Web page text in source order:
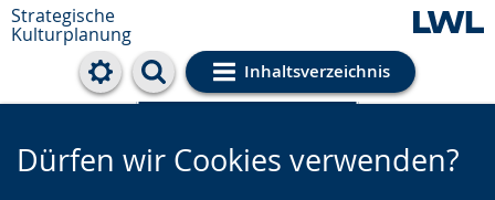
Strategische
Kulturplanung
Inhaltsverzeichnis
Cookie-Einstellungen
Dürfen wir Cookies verwenden?